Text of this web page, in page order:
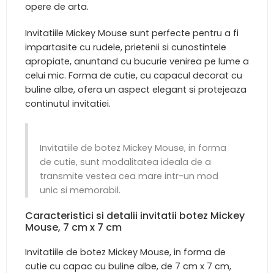
opere de arta.
Invitatiile Mickey Mouse sunt perfecte pentru a fi
impartasite cu rudele, prietenii si cunostintele
apropiate, anuntand cu bucurie venirea pe lume a
celui mic. Forma de cutie, cu capacul decorat cu
buline albe, ofera un aspect elegant si protejeaza
continutul invitatiei.
Invitatiile de botez Mickey Mouse, in forma
de cutie, sunt modalitatea ideala de a
transmite vestea cea mare intr-un mod
unic si memorabil.
Caracteristici si detalii invitatii botez Mickey
Mouse, 7 cm x 7 cm
Invitatiile de botez Mickey Mouse, in forma de
cutie cu capac cu buline albe, de 7 cm x 7 cm,